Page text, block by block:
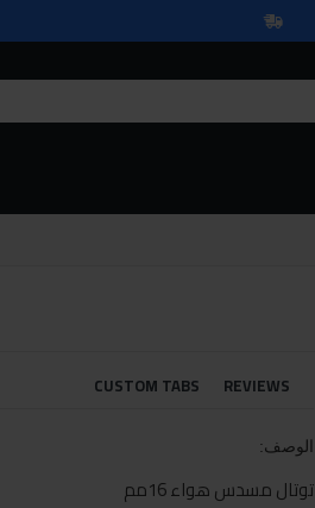
REVIEWS
CUSTOM TABS
الوصف:
توتال مسدس هواء 16مم